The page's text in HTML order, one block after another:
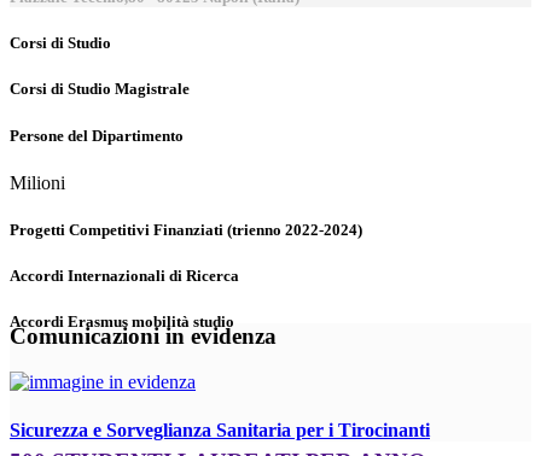
Corsi di Studio
Corsi di Studio Magistrale
Persone del Dipartimento
Milioni
Progetti Competitivi Finanziati (trienno 2022-2024)
Accordi Internazionali di Ricerca
Accordi Erasmus mobilità studio
Comunicazioni in evidenza
Sicurezza e Sorveglianza Sanitaria per i Tirocinanti